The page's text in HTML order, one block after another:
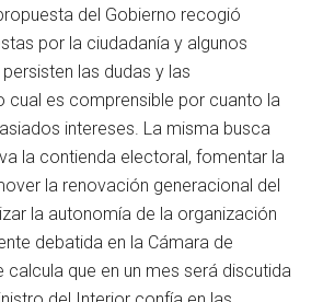
del Gobierno recogió
por la ciudadanía y algunos
las dudas y las
cual es comprensible por cuanto la
intereses. La misma busca
la contienda electoral, fomentar la
la renovación generacional del
la autonomía de la organización
debatida en la Cámara de
calcula que en un mes será discutida